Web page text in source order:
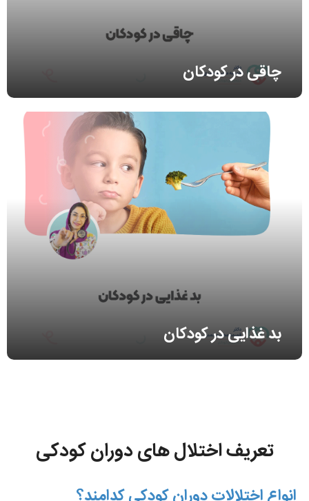
چاقی در کودکان
بد غذایی در کودکان
تعریف اختلال های دوران کودکی